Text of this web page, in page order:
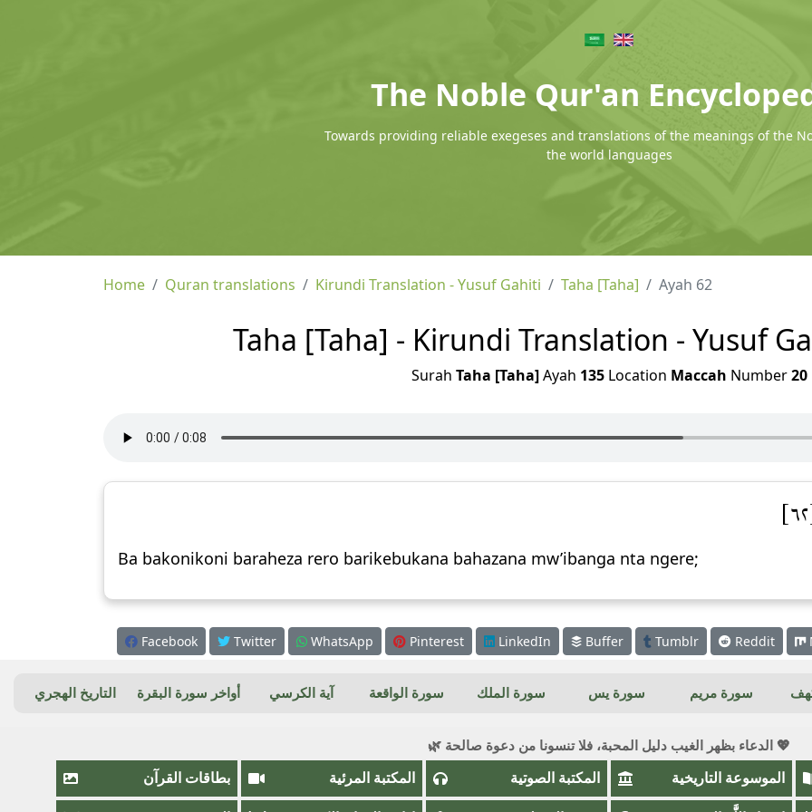
The Noble Qur'an
Towards providing reliable exegeses and translations of the meanings of the
the world languages
Home Quran translations Kirundi Translation - Yusuf Gahiti Taha [Taha] Ayah 62
Taha [Taha] - Kirundi Translation - Yusuf
Surah Taha [Taha]Ayah 135Location Maccah Number20
Ba bakonikoni baraheza rero barikebukana bahazana mw’ibanga nta ngere;
Facebook Twitter WhatsApp Pinterest LinkedIn Buffer Tumblr Reddit
سورة مريم سورة يس سورة الملك سورة الواقعة آية الكرسي أواخر سورة البقرة التاريخ الهجري
💖 الدعاء بظهر الغيب دليل المحبة، فلا تنسونا من دعوة صالحة 🌿
الموسوعة التاريخية المكتبة الصوتية المكتبة المرئية بطاقات القرآن